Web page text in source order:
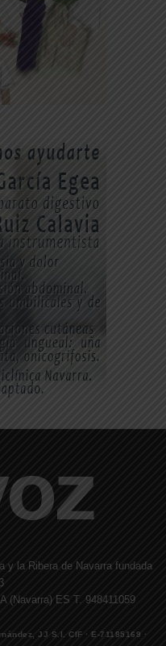
y la Ribera de Navarra fundada
(Navarra) ES T. 948411059
JJ S.I. CIF · E-71185169 ·